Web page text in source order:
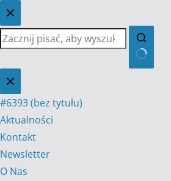
Przejdź
do
treści
Brak
wyników
#6393 (bez tytułu)
Aktualności
Kontakt
Newsletter
O Nas